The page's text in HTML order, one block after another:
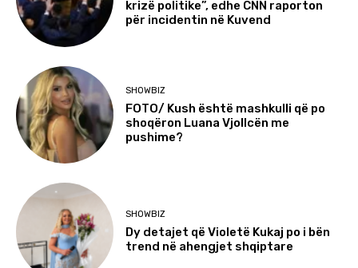
krizë politike”, edhe CNN raporton
për incidentin në Kuvend
SHOWBIZ
FOTO/ Kush është mashkulli që po
shoqëron Luana Vjollcën me
pushime?
SHOWBIZ
Dy detajet që Violetë Kukaj po i bën
trend në ahengjet shqiptare